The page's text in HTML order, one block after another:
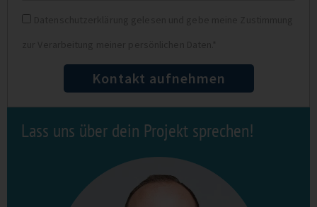
Datenschutz
Kontakt aufnehmen
Lass uns über dein Projekt sprechen!